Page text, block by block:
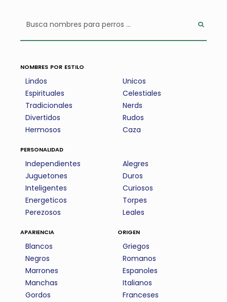
nombres por estilo
Lindos
Espirituales
Tradicionales
Divertidos
Hermosos
Unicos
Celestiales
Nerds
Rudos
Caza
personalidad
Independientes
Juguetones
Inteligentes
Energeticos
Perezosos
Alegres
Duros
Curiosos
Torpes
Leales
apariencia
Blancos
Negros
Marrones
Manchas
Gordos
origen
Griegos
Romanos
Espanoles
Italianos
Franceses